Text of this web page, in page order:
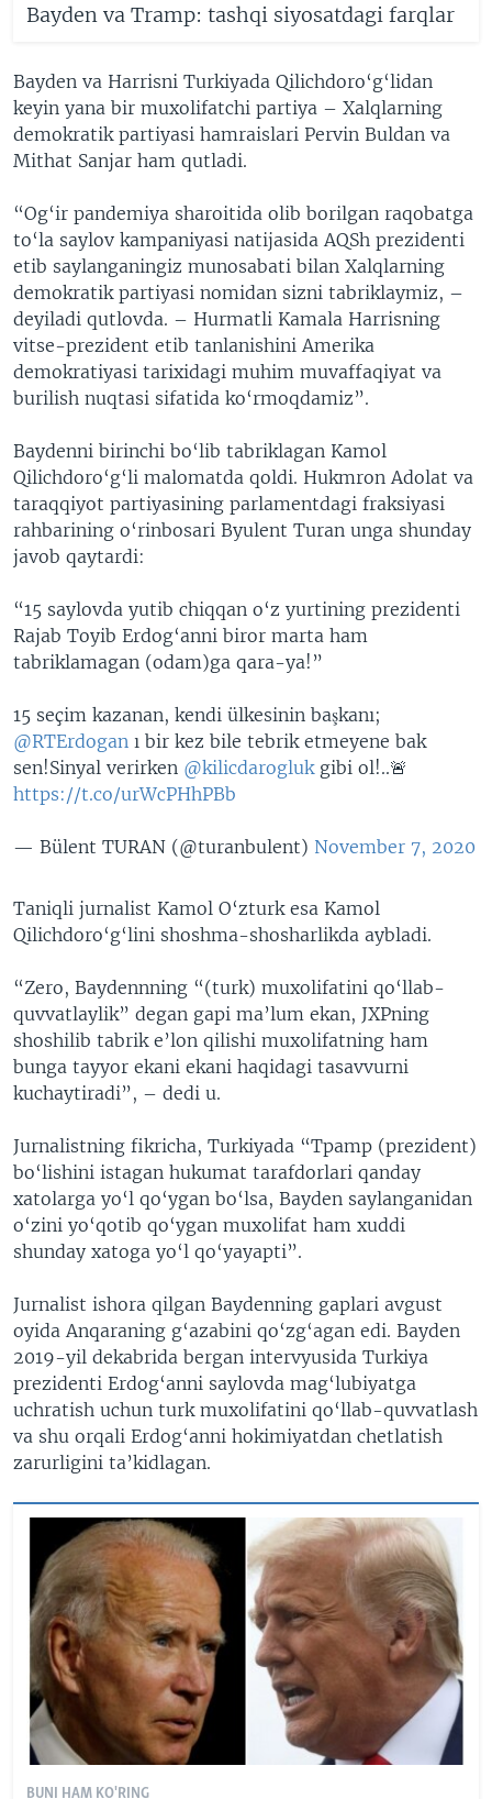
Bayden va Tramp: tashqi siyosatdagi farqlar
Bayden va Harrisni Turkiyada Qilichdoro‘g‘lidan
keyin yana bir muxolifatchi partiya – Xalqlarning
demokratik partiyasi hamraislari Pervin Buldan va
Mithat Sanjar ham qutladi.
“Og‘ir pandemiya sharoitida olib borilgan raqobatga
to‘la saylov kampaniyasi natijasida AQSh prezidenti
etib saylanganingiz munosabati bilan Xalqlarning
demokratik partiyasi nomidan sizni tabriklaymiz, –
deyiladi qutlovda. – Hurmatli Kamala Harrisning
vitse-prezident etib tanlanishini Amerika
demokratiyasi tarixidagi muhim muvaffaqiyat va
burilish nuqtasi sifatida ko‘rmoqdamiz”.
Baydenni birinchi bo‘lib tabriklagan Kamol
Qilichdoro‘g‘li malomatda qoldi. Hukmron Adolat va
taraqqiyot partiyasining parlamentdagi fraksiyasi
rahbarining o‘rinbosari Byulent Turan unga shunday
javob qaytardi:
“15 saylovda yutib chiqqan o‘z yurtining prezidenti
Rajab Toyib Erdog‘anni biror marta ham
tabriklamagan (odam)ga qara-ya!”
15 seçim kazanan, kendi ülkesinin başkanı;
@RTErdogan ı bir kez bile tebrik etmeyene bak
sen!Sinyal verirken @kilicdaroglukgibi ol!..🚨
https://t.co/urWcPHhPBb
— Bülent TURAN (@turanbulent) November 7, 2020
Taniqli jurnalist Kamol O‘zturk esa Kamol
Qilichdoro‘g‘lini shoshma-shosharlikda aybladi.
“Zero, Baydennning “(turk) muxolifatini qo‘llab-
quvvatlaylik” degan gapi ma’lum ekan, JXPning
shoshilib tabrik e’lon qilishi muxolifatning ham
bunga tayyor ekani ekani haqidagi tasavvurni
kuchaytiradi”, – dedi u.
Jurnalistning fikricha, Turkiyada “Tpamp (prezident)
bo‘lishini istagan hukumat tarafdorlari qanday
xatolarga yo‘l qo‘ygan bo‘lsa, Bayden saylanganidan
o‘zini yo‘qotib qo‘ygan muxolifat ham xuddi
shunday xatoga yo‘l qo‘yayapti”.
Jurnalist ishora qilgan Baydenning gaplari avgust
oyida Anqaraning g‘azabini qo‘zg‘agan edi. Bayden
2019-yil dekabrida bergan intervyusida Turkiya
prezidenti Erdog‘anni saylovda mag‘lubiyatga
uchratish uchun turk muxolifatini qo‘llab-quvvatlash
va shu orqali Erdog‘anni hokimiyatdan chetlatish
zarurligini ta’kidlagan.
BUNI HAM KO'RING